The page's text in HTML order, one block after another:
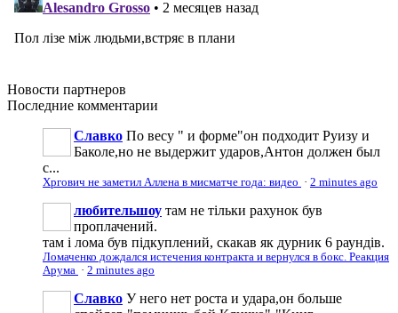
Новости партнеров
Последние комментарии
Славко По весу " и форме"он подходит Руизу и
Баколе,но не выдержит ударов,Антон должен был
с...
Хргович не заметил Аллена в мисматче года: видео · 2 minutes ago
любительшоу там не тільки рахунок був
проплачений.
там і лома був підкуплений, скакав як дурник 6 раундів.
Ломаченко дождался истечения контракта и вернулся в бокс. Реакция
Арума · 2 minutes ago
Славко У него нет роста и удара,он больше